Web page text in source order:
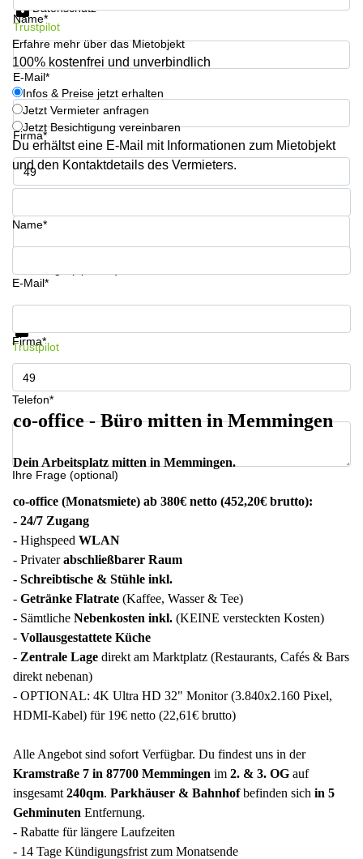
Büro
mieten
Dortmund
Tagungsraum
München
Büro
Mannheim
mieten
Büro
mieten
Meetingraum
Köln
726 Köln
Hohenstaufenring
62 Köln
Erna-
Scheffler-
Str. 1A
Köln
Hohenzollernring
57 Koln
Erhard-
Straße 18
Hamburg
Name*
E-Mail*
Firma*
Telefon*
Datenschutz
Trustpilot
Erfahre mehr über das Mietobjekt
100% kostenfrei und unverbindlich
Infos & Preise jetzt erhalten
Jetzt Vermieter anfragen
Jetzt Besichtigung vereinbaren
Du erhältst eine E-Mail mit Informationen zum Mietobjekt
und den Kontaktdetails des Vermieters.
Name*
E-Mail*
Firma*
Telefon*
Ihre Frage (optional)
Infos & Preise jetzt erhalten
Trustpilot
co-office - Büro mitten in Memmingen
Dein Arbeitsplatz mitten in Memmingen.
co-office (Monatsmiete) ab 380€ netto (452,20€ brutto):
- 24/7 Zugang
- Highspeed WLAN
- Privaterabschließbarer Raum
- Schreibtische & Stühle inkl.
- Getränke Flatrate (Kaffee, Wasser & Tee)
- Sämtliche Nebenkosten inkl. (KEINE versteckten Kosten)
- Vollausgestattete Küche
- Zentrale Lage direkt am Marktplatz (Restaurants, Cafés & Bars
direkt nebenan)
- OPTIONAL: 4K Ultra HD 32" Monitor (3.840x2.160 Pixel,
HDMI-Kabel) für 19€ netto (22,61€ brutto)
Alle Angebot sind sofort Verfügbar. Du findest uns in der
Kramstraße 7 in 87700 Memmingen im 2. & 3. OG auf
insgesamt 240qm. Parkhäuser & Bahnhofbefinden sich in 5
Gehminuten Entfernung.
- Rabatte für längere Laufzeiten
- 14 Tage Kündigungsfrist zum Monatsende